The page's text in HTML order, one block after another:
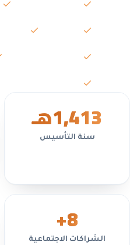
1,413هـ
سنة التأسيس
8
+
الشراكات الاجتماعية